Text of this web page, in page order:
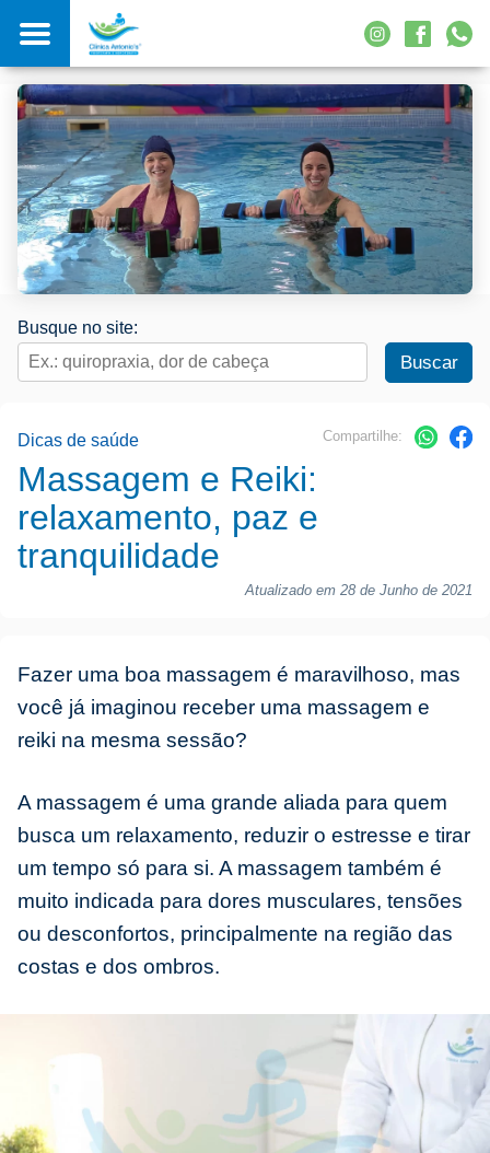
Busque no site:
Compartilhe:
Dicas de saúde
Massagem e Reiki:
relaxamento, paz e
tranquilidade
Atualizado em 28 de Junho de 2021
Fazer uma boa massagem é maravilhoso, mas
você já imaginou receber uma massagem e
reiki na mesma sessão?
A massagem é uma grande aliada para quem
busca um relaxamento, reduzir o estresse e tirar
um tempo só para si. A massagem também é
muito indicada para dores musculares, tensões
ou desconfortos, principalmente na região das
costas e dos ombros.